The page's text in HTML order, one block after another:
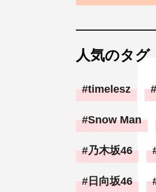
人気のタグ
timelesz
Snow Man
乃木坂46
日向坂46